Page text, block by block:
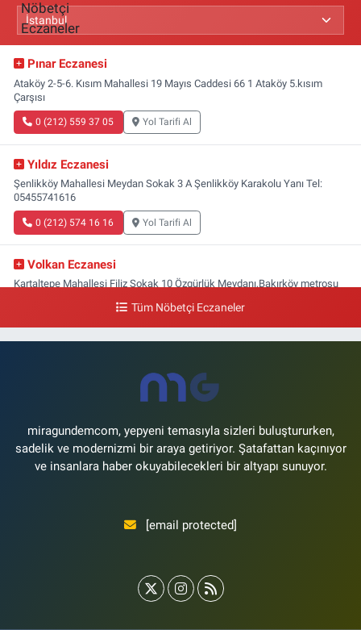
Pınar Eczanesi
Ataköy 2-5-6. Kısım Mahallesi 19 Mayıs Caddesi 66 1 Ataköy 5.kısım
Çarşısı
0 (212) 559 37 05 Yol Tarifi Al
Yıldız Eczanesi
Şenlikköy Mahallesi Meydan Sokak 3 A Şenlikköy Karakolu Yanı Tel:
05455741616
0 (212) 574 16 16 Yol Tarifi Al
Volkan Eczanesi
Kartaltepe Mahallesi Filiz Sokak 10 Özgürlük Meydanı,Bakırköy metrosu
Yeşilköy Mahallesi Doğruyol Sokak 7 A Dürümcü Baba'nın Bir Alt
0 (212) 663 11 97
Tüm Nöbetçi Eczaneler
miragundemcom, yepyeni temasıyla sizleri buluştururken,
sadelik ve modernizmi bir araya getiriyor. Şatafattan kaçınıyor
ve insanlara haber okuyabilecekleri bir altyapı sunuyor.
[email protected]